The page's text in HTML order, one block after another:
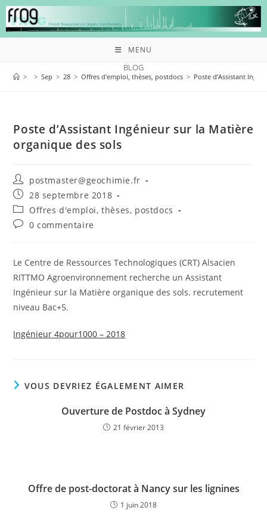
MENU
BLOG
> > Sep > 28 > Offres d'emploi, thèses, postdocs > Poste d’Assistant
Poste d’Assistant Ingénieur sur la Matière
organique des sols
postmaster@geochimie.fr
28 septembre 2018
Offres d'emploi, thèses, postdocs
0 commentaire
Le Centre de Ressources Technologiques (CRT) Alsacien
RITTMO Agroenvironnement recherche un Assistant
Ingénieur sur la Matière organique des sols. recrutement
niveau Bac+5.
Ingénieur 4pour1000 – 2018
VOUS DEVRIEZ ÉGALEMENT AIMER
Ouverture de Postdoc à Sydney
21 février 2013
Offre de post-doctorat à Nancy sur les lignines
1 juin 2018